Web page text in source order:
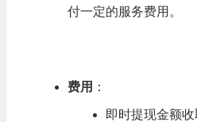
付一定的服务费用。
费用 ：
即时提现金额